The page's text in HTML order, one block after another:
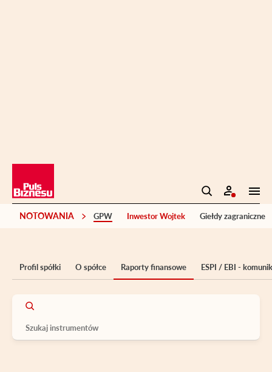
NOTOWANIA GPW Inwestor Wojtek Giełdy zagraniczne
Profil spółki O spółce Raporty finansowe ESPI / EBI -